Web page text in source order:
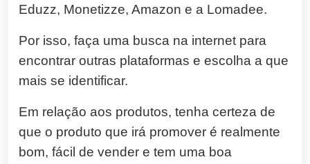
Eduzz, Monetizze, Amazon e a Lomadee.
Por isso, faça uma busca na internet para
encontrar outras plataformas e escolha a que
mais se identificar.
Em relação aos produtos, tenha certeza de
que o produto que irá promover é realmente
bom, fácil de vender e tem uma boa